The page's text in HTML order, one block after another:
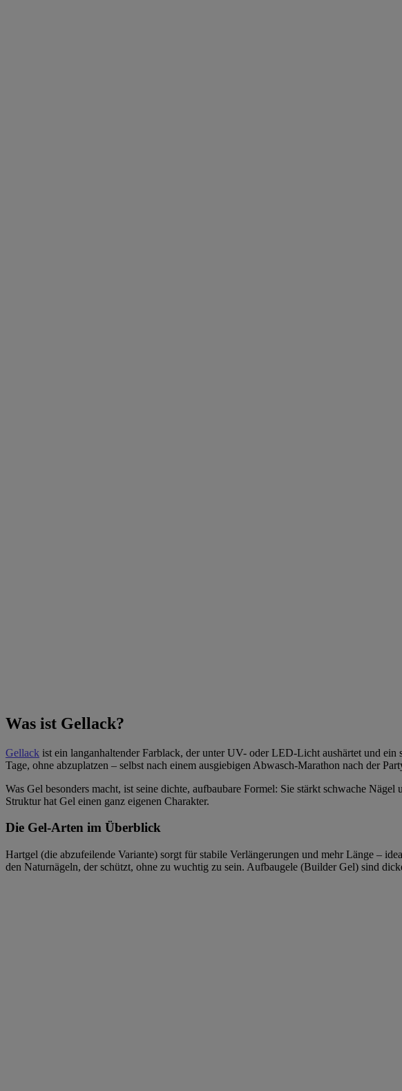
Was ist Gellack?
Gellack ist ein langanhaltender Farblack, der unter UV- oder LED-Licht aushärtet und
Tage, ohne abzuplatzen – selbst nach einem ausgiebigen Abwasch-Marathon nach der
Was Gel besonders macht, ist seine dichte, aufbaubare Formel: Sie stärkt schwache
Struktur hat Gel einen ganz eigenen Charakter.
Die Gel-Arten im Überblick
Hartgel (die abzufeilende Variante) sorgt für stabile Verlängerungen und mehr Länge –
den Naturnägeln, der schützt, ohne zu wuchtig zu sein. Aufbaugele (Builder Gel) sind